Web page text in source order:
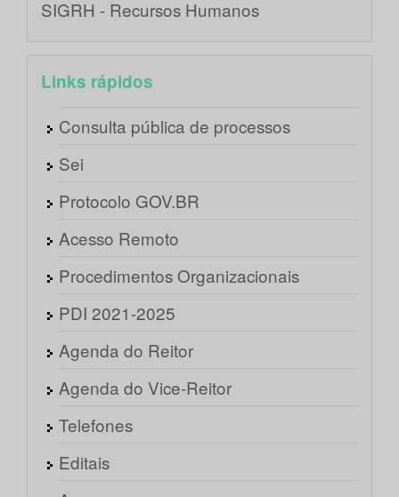
SIGRH - Recursos Humanos
Links rápidos
Consulta pública de processos
Sei
Protocolo GOV.BR
Acesso Remoto
Procedimentos Organizacionais
PDI 2021-2025
Agenda do Reitor
Agenda do Vice-Reitor
Telefones
Editais